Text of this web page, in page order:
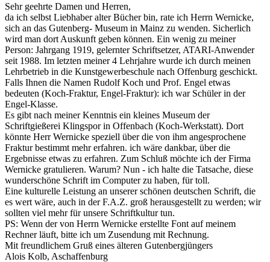
Sehr geehrte Damen und Herren,
da ich selbst Liebhaber alter Bücher bin, rate ich Herrn Wernicke,
sich an das Gutenberg- Museum in Mainz zu wenden. Sicherlich
wird man dort Auskunft geben können. Ein wenig zu meiner
Person: Jahrgang 1919, gelernter Schriftsetzer, ATARI-Anwender
seit 1988. Im letzten meiner 4 Lehrjahre wurde ich durch meinen
Lehrbetrieb in die Kunstgewerbeschule nach Offenburg geschickt.
Falls Ihnen die Namen Rudolf Koch und Prof. Engel etwas
bedeuten (Koch-Fraktur, Engel-Fraktur): ich war Schüler in der
Engel-Klasse.
Es gibt nach meiner Kenntnis ein kleines Museum der
Schriftgießerei Klingspor in Offenbach (Koch-Werkstatt). Dort
könnte Herr Wernicke speziell über die von ihm angesprochene
Fraktur bestimmt mehr erfahren. ich wäre dankbar, über die
Ergebnisse etwas zu erfahren. Zum Schluß möchte ich der Firma
Wernicke gratulieren. Warum? Nun - ich halte die Tatsache, diese
wunderschöne Schrift im Computer zu haben, für toll.
Eine kulturelle Leistung an unserer schönen deutschen Schrift, die
es wert wäre, auch in der F.A.Z. groß herausgestellt zu werden; wir
sollten viel mehr für unsere Schriftkultur tun.
PS: Wenn der von Herrn Wernicke erstellte Font auf meinem
Rechner läuft, bitte ich um Zusendung mit Rechnung.
Mit freundlichem Gruß eines älteren Gutenbergjüngers
Alois Kolb, Aschaffenburg